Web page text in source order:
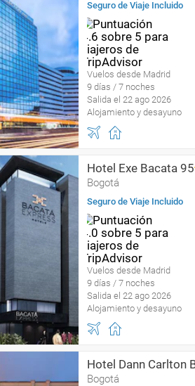
Seguro de Viaje Incluido
Vuelos desde Madrid
9 días / 7 noches
Salida el 22 ago 2026
Alojamiento y desayuno
Hotel Exe Bacata 95
Bogotá
Seguro de Viaje Incluido
Vuelos desde Madrid
9 días / 7 noches
Salida el 22 ago 2026
Alojamiento y desayuno
Hotel Dann Carlton
Bogotá